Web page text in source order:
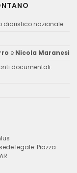
diaristico nazionale
e Nicola Maranesi
documentali:
legale: Piazza